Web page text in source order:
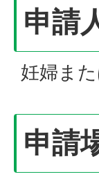
申請
妊婦ま
申請